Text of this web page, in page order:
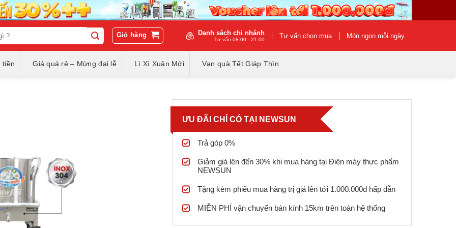
Giỏ hàng Danh sách chi nhánh
Tư vấn 08:00 - 21:00 Tư vấn chọn mua Món ngon mỗi ngày
tiền Giá quá rẻ – Mừng đại lễ Lì Xì Xuân Mới Vạn quà Tết Giáp Thìn
ƯU ĐÃI CHỈ CÓ TẠI NEWSUN
Trả góp 0%
Giảm giá lên đến 30% khi mua hàng tại Điện máy thực phẩm
NEWSUN
Tặng kèm phiếu mua hàng trị giá lên tới 1.000.000đ hấp dẫn
MIỄN PHÍ vận chuyển bán kính 15km trên toàn hệ thống